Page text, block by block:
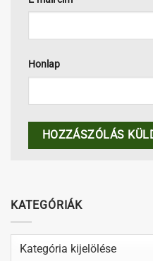
Honlap
KATEGÓRIÁK
Kategóriák